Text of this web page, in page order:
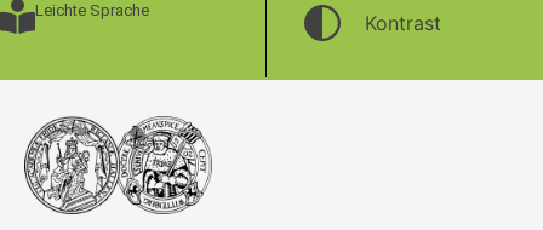
Leichte Sprache
Kontrast